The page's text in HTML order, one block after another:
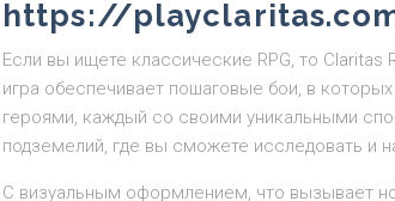
https://
Если вы ищете классические RPG, то Claritas
игра обеспечивает пошаговые бои, в
героями, каждый со своими уникальными
подземелий, где вы сможете исследовать и
С визуальным оформлением, что вызывает